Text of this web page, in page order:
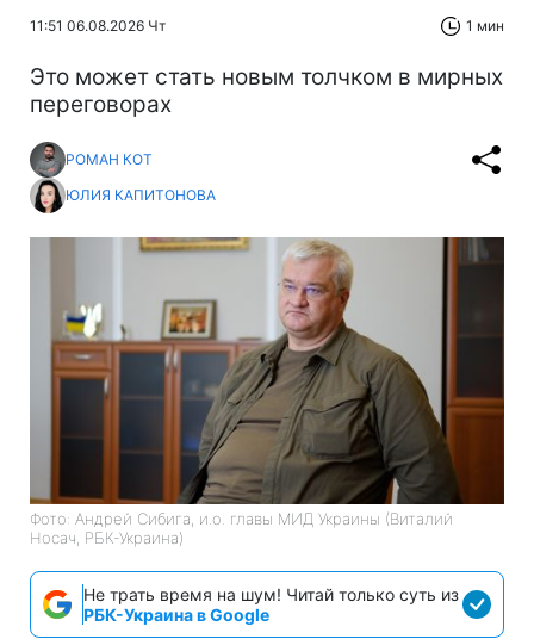
11:51 06.08.2026 Чт 1 мин
Это может стать новым толчком в мирных
переговорах
РОМАН КОТ
ЮЛИЯ КАПИТОНОВА
Фото: Андрей Сибига, и.о. главы МИД Украины (Виталий
Носач, РБК-Украина)
Не трать время на шум! Читай только суть из
РБК-Украина в Google